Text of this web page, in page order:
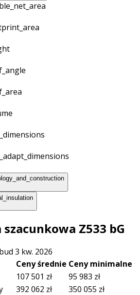
Z533 bG
3 kw. 2026
Ceny średnie Ceny minimalne
107 501 zł 95 983 zł
392 062 zł 350 055 zł